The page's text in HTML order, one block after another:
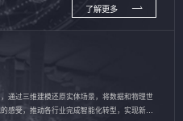
了解更多
通过三维建模还原实体场景，将数据和物理世
感受，推动各行业完成智能化转型，实现新旧